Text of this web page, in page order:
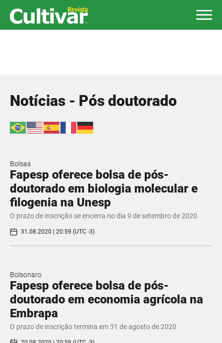
Notícias - Pós doutorado
Bolsas
Fapesp oferece bolsa de pós-
doutorado em biologia molecular e
filogenia na Unesp
O prazo de inscrição se encerra no dia 9 de setembro de 2020
31.08.2020 | 20:59 (UTC -3)
Bolsonaro
Fapesp oferece bolsa de pós-
doutorado em economia agrícola na
Embrapa
O prazo de inscrição termina em 31 de agosto de 2020